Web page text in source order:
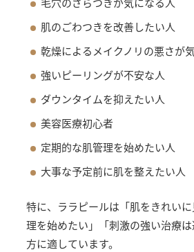
肌のごわつきを改善したい人
乾燥によるメイクノリの悪さが
強いピーリングが不安な人
ダウンタイムを抑えたい人
美容医療初心者
定期的な肌管理を始めたい人
大事な予定前に肌を整えたい人
特に、ララピールは「肌をきれい
理を始めたい」「刺激の強い治療
方に適しています。